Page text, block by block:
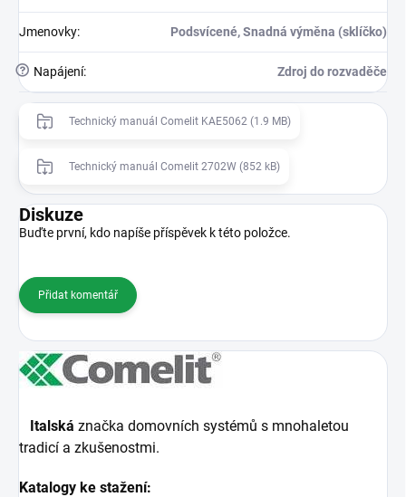
Jmenovky: Podsvícené, Snadná výměna (sklíčko)
? Napájení: Zdroj do rozvaděče
Technický manuál Comelit KAE5062 (1.9 MB)
Technický manuál Comelit 2702W (852 kB)
Diskuze
Buďte první, kdo napíše příspěvek k této položce.
Přidat komentář
Italská značka domovních systémů s mnohaletou
tradicí a zkušenostmi.
Katalogy ke stažení: